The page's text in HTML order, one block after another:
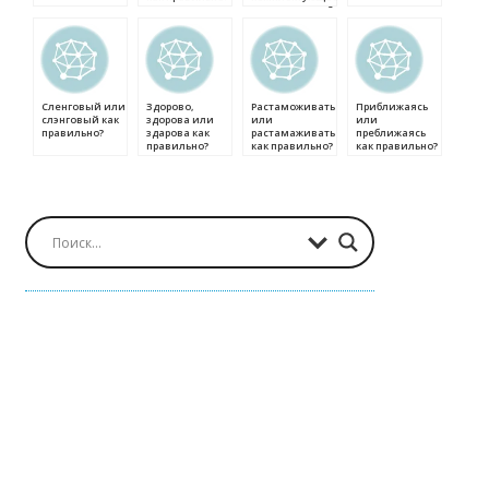
как правильно?
Сленговый или
слэнговый как
правильно?
Здорово,
здорова или
здарова как
правильно?
Растаможивать
или
растамаживать
как правильно?
Приближаясь
или
преближаясь
как правильно?